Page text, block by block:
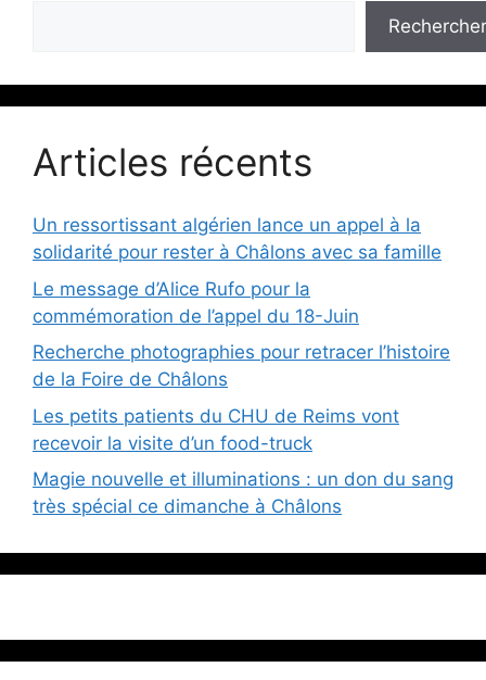
Rechercher
Articles récents
Un ressortissant algérien lance un appel à la
solidarité pour rester à Châlons avec sa famille
Le message d’Alice Rufo pour la
commémoration de l’appel du 18-Juin
Recherche photographies pour retracer l’histoire
de la Foire de Châlons
Les petits patients du CHU de Reims vont
recevoir la visite d’un food-truck
Magie nouvelle et illuminations : un don du sang
très spécial ce dimanche à Châlons